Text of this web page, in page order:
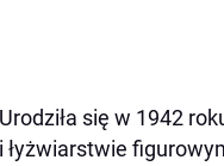
Urodziła się w 1942
i łyżwiarstwie